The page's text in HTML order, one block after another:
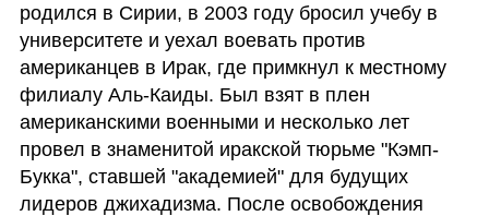
родился в Сирии, в 2003 году бросил учебу в
университете и уехал воевать против
американцев в Ирак, где примкнул к местному
филиалу Аль-Каиды. Был взят в плен
американскими военными и несколько лет
провел в знаменитой иракской тюрьме "Кэмп-
Букка", ставшей "академией" для будущих
лидеров джихадизма. После освобождения